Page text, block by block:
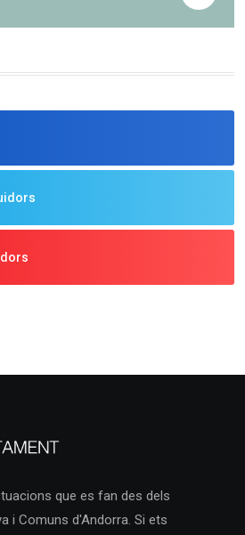
que es fan des dels
i Comuns d'Andorra. Si ets